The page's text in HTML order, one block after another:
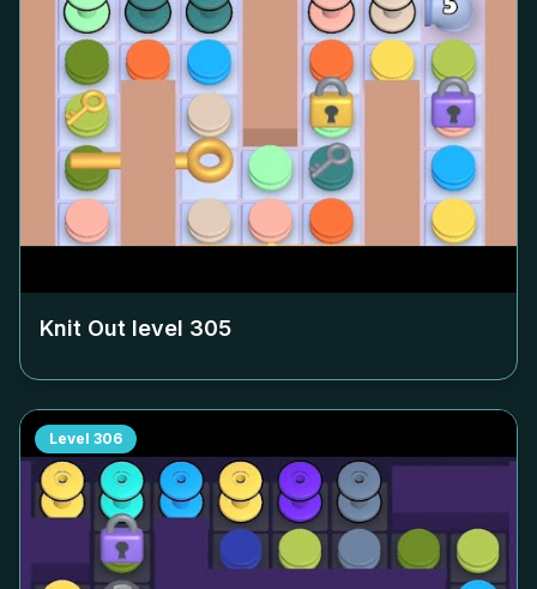
Knit Out level 305
Level 306